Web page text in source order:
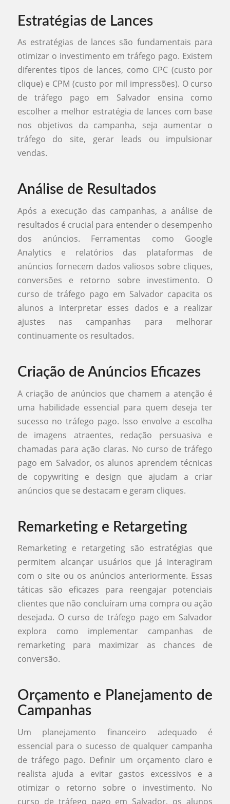
Estratégias de Lances
As estratégias de lances são fundamentais para
otimizar o investimento em tráfego pago. Existem
diferentes tipos de lances, como CPC (custo por
clique) e CPM (custo por mil impressões). O curso
de tráfego pago em Salvador ensina como
escolher a melhor estratégia de lances com base
nos objetivos da campanha, seja aumentar o
tráfego do site, gerar leads ou impulsionar
vendas.
Análise de Resultados
Após a execução das campanhas, a análise de
resultados é crucial para entender o desempenho
dos anúncios. Ferramentas como Google
Analytics e relatórios das plataformas de
anúncios fornecem dados valiosos sobre cliques,
conversões e retorno sobre investimento. O
curso de tráfego pago em Salvador capacita os
alunos a interpretar esses dados e a realizar
ajustes nas campanhas para melhorar
continuamente os resultados.
Criação de Anúncios Eficazes
A criação de anúncios que chamem a atenção é
uma habilidade essencial para quem deseja ter
sucesso no tráfego pago. Isso envolve a escolha
de imagens atraentes, redação persuasiva e
chamadas para ação claras. No curso de tráfego
pago em Salvador, os alunos aprendem técnicas
de copywriting e design que ajudam a criar
anúncios que se destacam e geram cliques.
Remarketing e Retargeting
Remarketing e retargeting são estratégias que
permitem alcançar usuários que já interagiram
com o site ou os anúncios anteriormente. Essas
táticas são eficazes para reengajar potenciais
clientes que não concluíram uma compra ou ação
desejada. O curso de tráfego pago em Salvador
explora como implementar campanhas de
remarketing para maximizar as chances de
conversão.
Orçamento e Planejamento de
Campanhas
Um planejamento financeiro adequado é
essencial para o sucesso de qualquer campanha
de tráfego pago. Definir um orçamento claro e
realista ajuda a evitar gastos excessivos e a
otimizar o retorno sobre o investimento. No
curso de tráfego pago em Salvador, os alunos